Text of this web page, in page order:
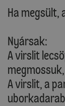
Ha megsült,
Nyársak:
A virslit
A virslit, a